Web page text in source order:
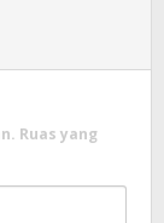
Ruas yang